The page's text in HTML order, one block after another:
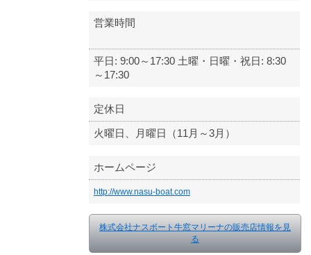
営業時間
平日: 9:00～17:30 土曜・日曜・祝日: 8:30
～17:30
定休日
火曜日、月曜日（11月～3月）
ホームページ
http://www.nasu-boat.com
株式会社ナスボート牛窓マリーナの販売店情報を見
る